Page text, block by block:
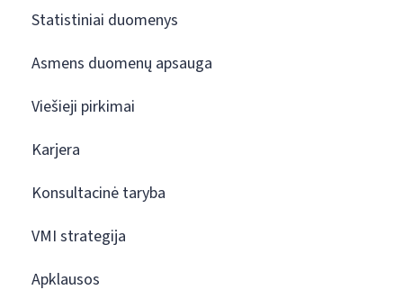
Statistiniai duomenys
Asmens duomenų apsauga
Viešieji pirkimai
Karjera
Konsultacinė taryba
VMI strategija
Apklausos